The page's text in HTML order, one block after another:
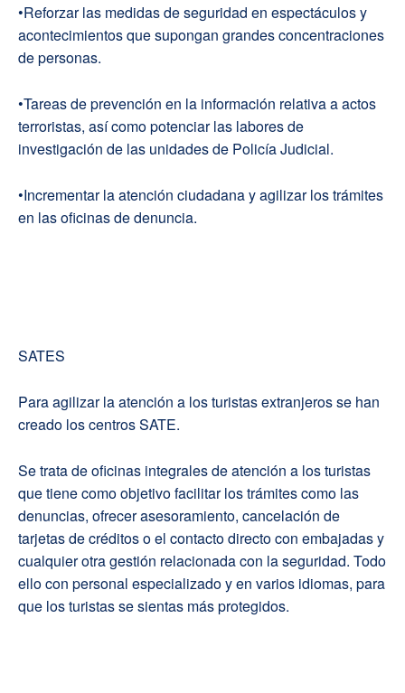
•Reforzar las medidas de seguridad en espectáculos y
acontecimientos que supongan grandes concentraciones
de personas.
•Tareas de prevención en la información relativa a actos
terroristas, así como potenciar las labores de
investigación de las unidades de Policía Judicial.
•Incrementar la atención ciudadana y agilizar los trámites
en las oficinas de denuncia.
SATES
Para agilizar la atención a los turistas extranjeros se han
creado los centros SATE.
Se trata de oficinas integrales de atención a los turistas
que tiene como objetivo facilitar los trámites como las
denuncias, ofrecer asesoramiento, cancelación de
tarjetas de créditos o el contacto directo con embajadas y
cualquier otra gestión relacionada con la seguridad. Todo
ello con personal especializado y en varios idiomas, para
que los turistas se sientas más protegidos.